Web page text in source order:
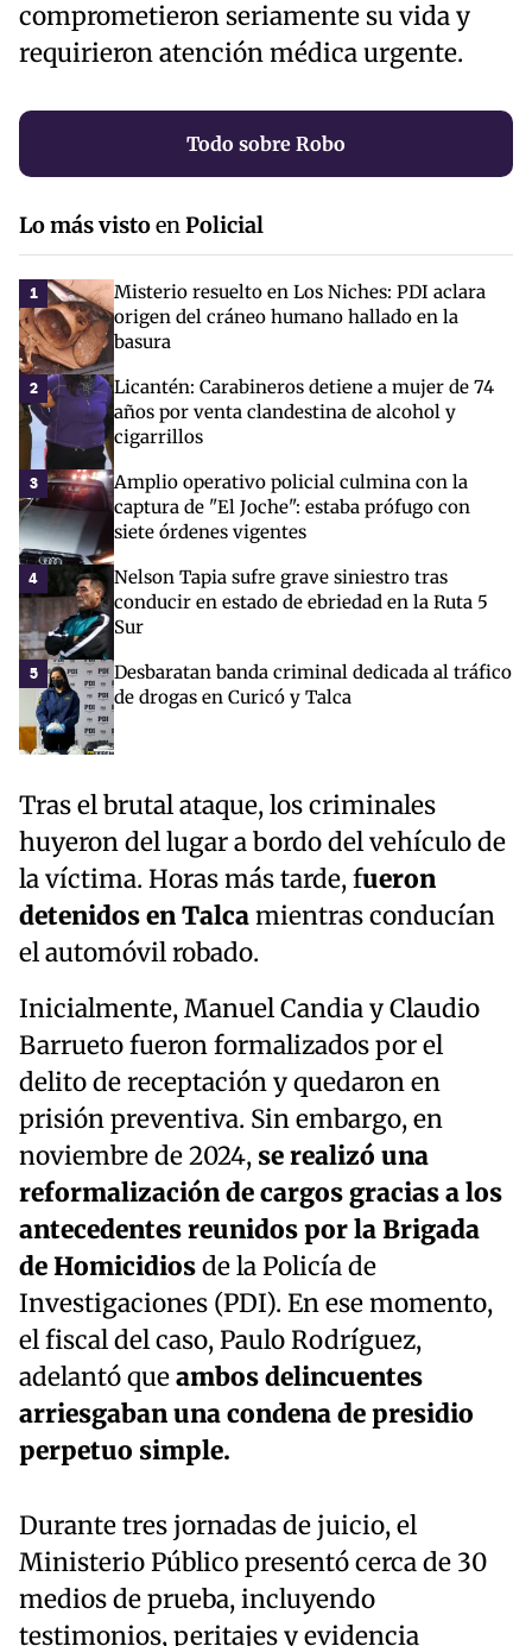
comprometieron seriamente su vida y
requirieron atención médica urgente.
Todo sobre Robo
Lo más vistoenPolicial
1
Misterio resuelto en Los Niches: PDI aclara
origen del cráneo humano hallado en la
basura
2
Licantén: Carabineros detiene a mujer de 74
años por venta clandestina de alcohol y
cigarrillos
3
Amplio operativo policial culmina con la
captura de "El Joche": estaba prófugo con
siete órdenes vigentes
4
Nelson Tapia sufre grave siniestro tras
conducir en estado de ebriedad en la Ruta 5
Sur
5
Desbaratan banda criminal dedicada al tráfico
de drogas en Curicó y Talca
Tras el brutal ataque, los criminales
huyeron del lugar a bordo del vehículo de
la víctima. Horas más tarde, fueron
detenidos en Talcamientras conducían
el automóvil robado.
Inicialmente, Manuel Candia y Claudio
Barrueto fueron formalizados por el
delito de receptación y quedaron en
prisión preventiva. Sin embargo, en
noviembre de 2024, se realizó una
reformalización de cargos gracias a los
antecedentes reunidos por la Brigada
de Homicidiosde la Policía de
Investigaciones (PDI). En ese momento,
el fiscal del caso, Paulo Rodríguez,
adelantó queambos delincuentes
arriesgaban una condena de presidio
perpetuo simple.
Durante tres jornadas de juicio, el
Ministerio Público presentó cerca de 30
medios de prueba, incluyendo
testimonios, peritajes y evidencia